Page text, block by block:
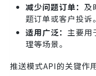
减少问题订单： 及
题订单或客户投诉。
适用广泛： 主要用
理等场景。
推送模式API的关键作